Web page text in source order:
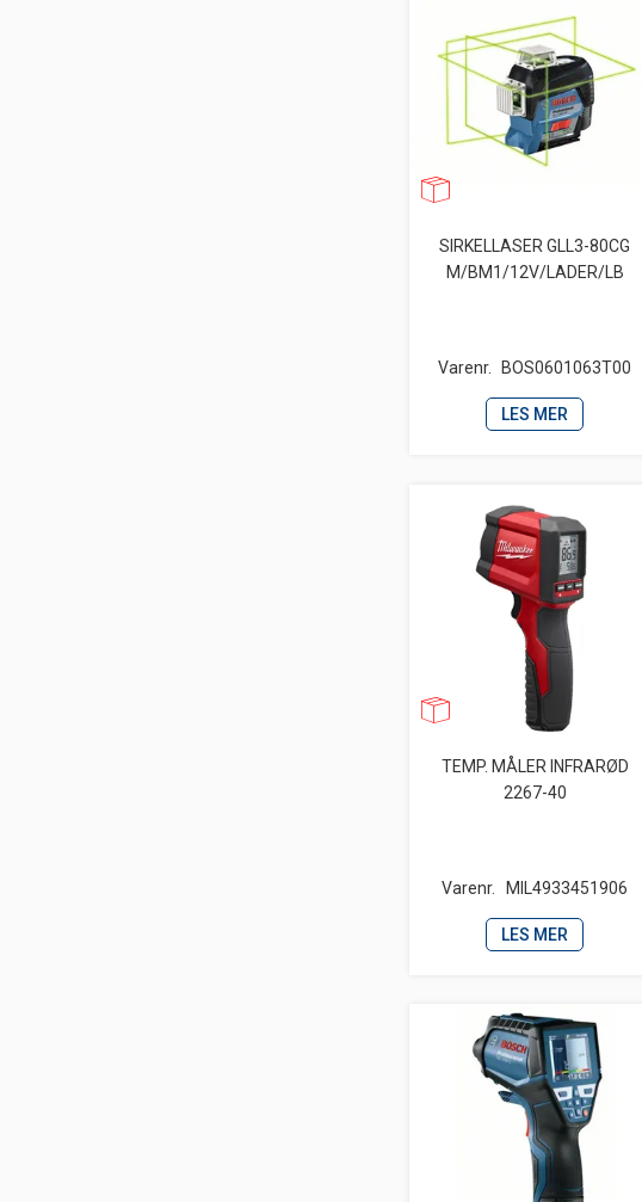
SIRKELLASER GLL3-80CG
M/BM1/12V/LADER/LB
Varenr. BOS0601063T00
LES MER
TEMP. MÅLER INFRARØD
2267-40
Varenr. MIL4933451906
LES MER